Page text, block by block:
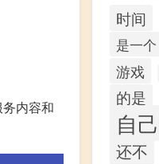
内容和
时间
是一个
游戏
的是
自
还不